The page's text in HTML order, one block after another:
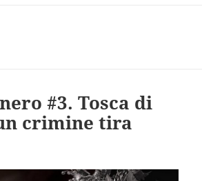
#3. Tosca di
crimine tira